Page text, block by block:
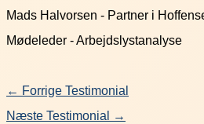
Mads Halvorsen - Partner i
Mødeleder - Arbejdslystanalyse
← Forrige Testimonial
Næste Testimonial
→